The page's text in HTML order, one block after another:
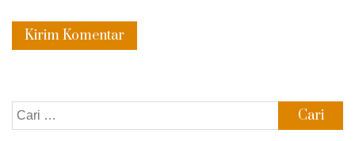
Cari
untuk: